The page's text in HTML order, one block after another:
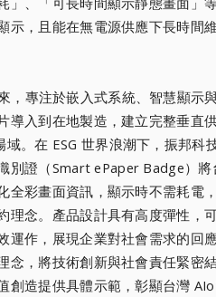
示，且能在無電源供應下長時間
，專注於嵌入式系統、智慧顯示
導入到在地製造，建立完整垂直
。在 ESG 世界浪潮下，振邦科
別證（Smart ePaper Badge）
全彩畫面資訊，顯示時不需耗電
念。產品設計具有高度彈性，
運作，展現企業對社會需求的回
，將技術創新與社會責任緊密
創造提供具體示範，彰顯台灣